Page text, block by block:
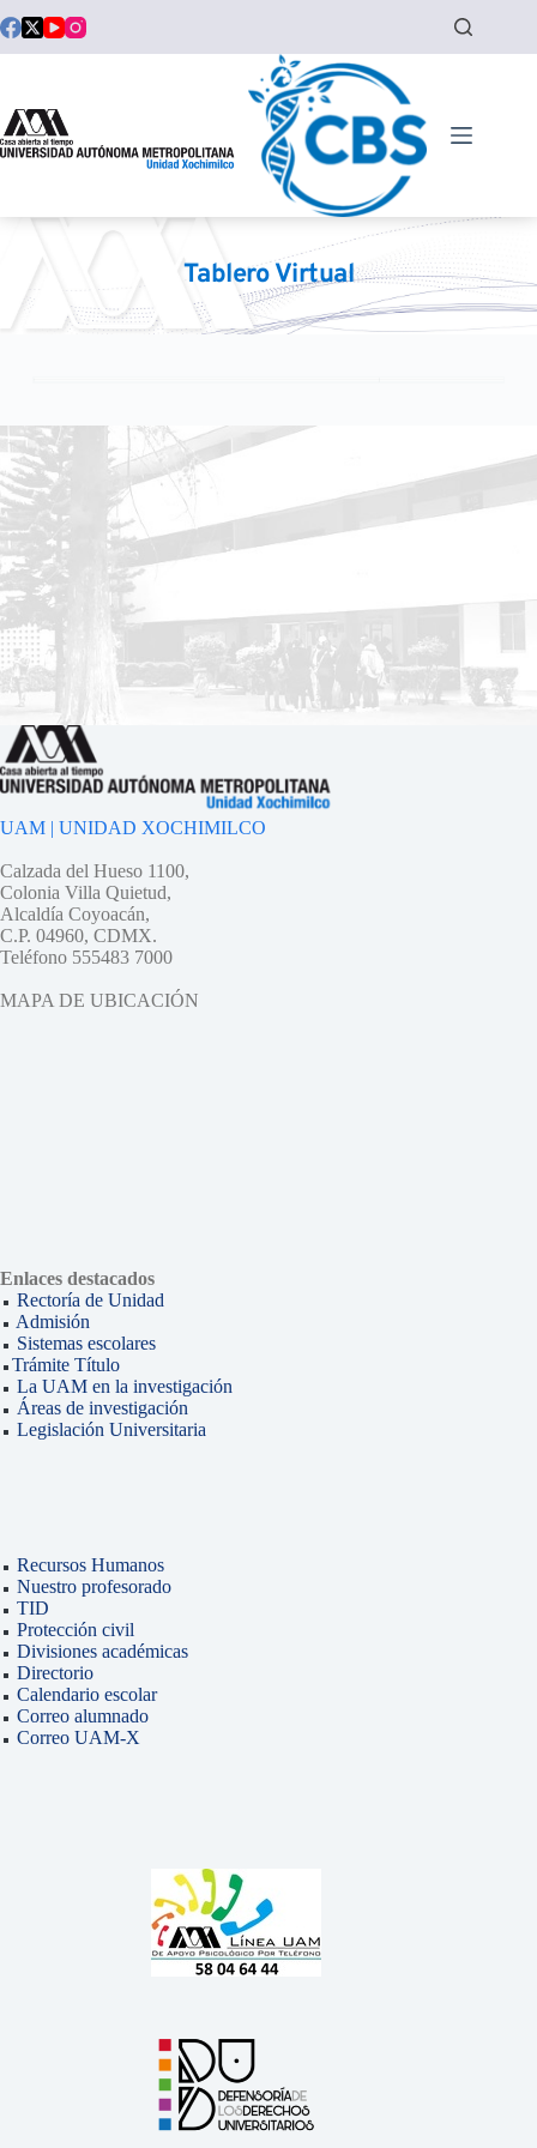
al
contenido
Tablero Virtual
UAM | UNIDAD XOCHIMILCO
Calzada del Hueso 1100,
Colonia Villa Quietud,
Alcaldía Coyoacán,
C.P. 04960, CDMX.
Teléfono 555483 7000
MAPA DE UBICACIÓN
Enlaces destacados
Rectoría de Unidad
Admisión
Sistemas escolares
Trámite Título
La UAM en la investigación
Áreas de investigación
Legislación Universitaria
Recursos Humanos
Nuestro profesorado
TID
Protección civil
Divisiones académicas
Directorio
Calendario escolar
Correo alumnado
Correo UAM-X